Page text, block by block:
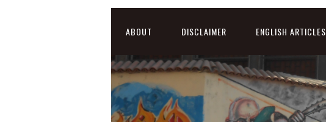
ABOUT DISCLAIMER ENGLISH ARTICLES